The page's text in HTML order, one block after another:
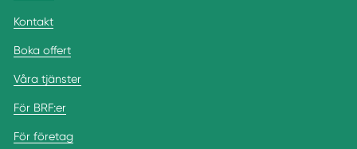
Kontakt
Boka offert
Våra tjänster
För BRF:er
För företag